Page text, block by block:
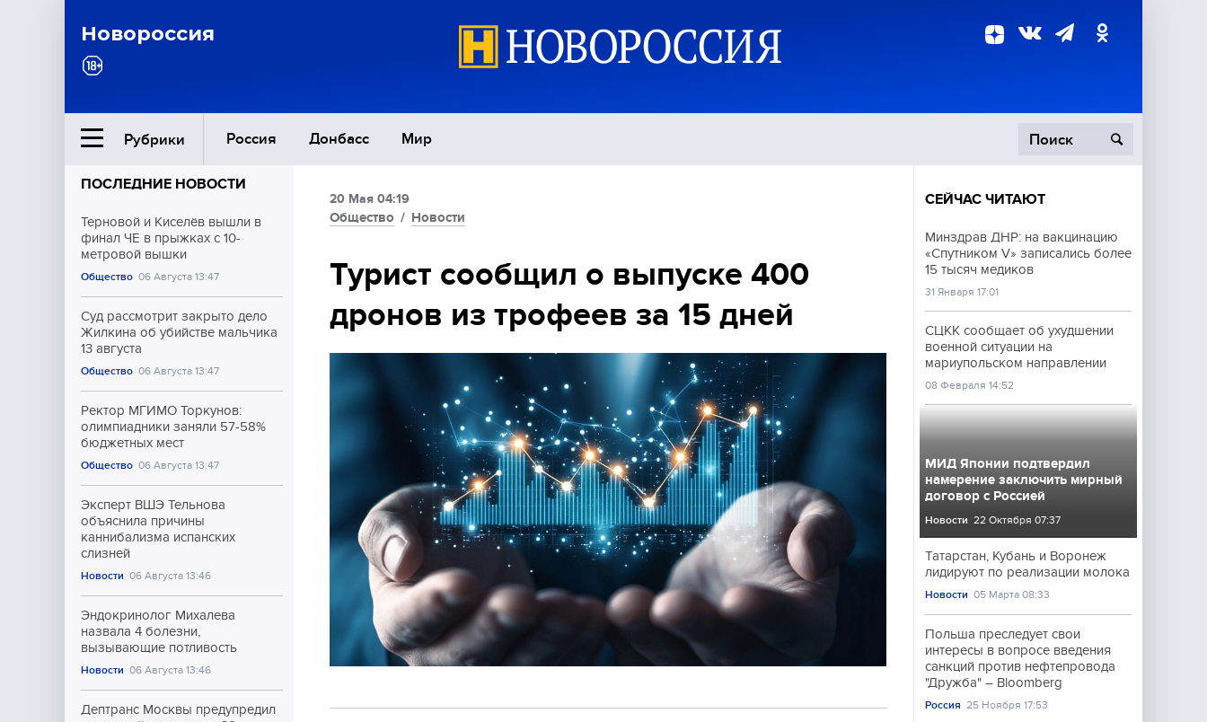
Новороссия
Рубрики Россия Донбасс Мир
Ближний Восток Политика
Общество
Экономика
Происшествия
Культура
Спорт
ПОСЛЕДНИЕ НОВОСТИ
Терновой и Киселёв вышли в
финал ЧЕ в прыжках с 10-
метровой вышки
Общество 06 Августа 13:47
Суд рассмотрит закрыто дело
Жилкина об убийстве мальчика
13 августа
Общество 06 Августа 13:47
Ректор МГИМО Торкунов:
олимпиадники заняли 57-58%
бюджетных мест
Общество 06 Августа 13:47
Эксперт ВШЭ Тельнова
объяснила причины
каннибализма испанских
слизней
Новости 06 Августа 13:46
Эндокринолог Михалева
назвала 4 болезни,
вызывающие потливость
Новости 06 Августа 13:46
Дептранс Москвы предупредил
20 Мая 04:19
Общество / Новости
Турист сообщил о выпуске 400
дронов из трофеев за 15 дней
СЕЙЧАС ЧИТАЮТ
Минздрав ДНР: на вакцинацию
«Спутником V» записались более
15 тысяч медиков
31 Января 17:01
СЦКК сообщает об ухудшении
военной ситуации на
мариупольском направлении
08 Февраля 14:52
МИД Японии подтвердил
намерение заключить мирный
договор с Россией
Новости 22 Октября 07:37
Татарстан, Кубань и Воронеж
лидируют по реализации молока
Новости 05 Марта 08:33
Польша преследует свои
интересы в вопросе введения
санкций против нефтепровода
"Дружба" – Bloomberg
Россия 25 Ноября 17:53